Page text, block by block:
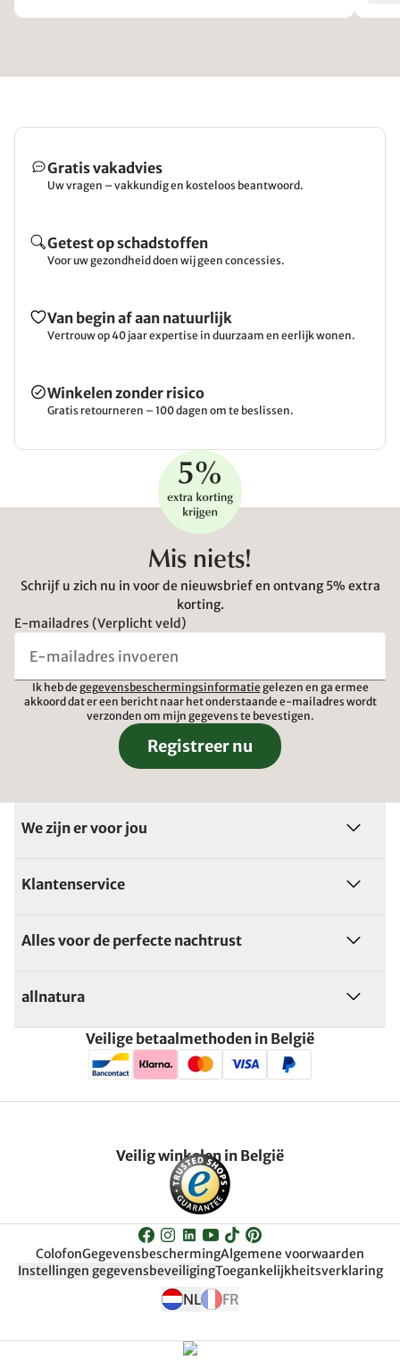
Gratis vakadvies
Uw vragen – vakkundig en kosteloos beantwoord.
Getest op schadstoffen
Voor uw gezondheid doen wij geen concessies.
Van begin af aan natuurlijk
Vertrouw op 40 jaar expertise in duurzaam en eerlijk wonen.
Winkelen zonder risico
Gratis retourneren – 100 dagen om te beslissen.
Mis niets!
Schrijf u zich nu in voor de nieuwsbrief en ontvang 5% extra
korting.
E-mailadres (Verplicht veld)
Ik heb de gegevensbeschermingsinformatie gelezen en ga ermee
akkoord dat er een bericht naar het onderstaande e-mailadres wordt
verzonden om mijn gegevens te bevestigen.
Registreer nu
We zijn er voor jou
Klantenservice
Alles voor de perfecte nachtrust
allnatura
Veilige betaalmethoden in België
Veilig winkelen in België
ColofonGegevensbeschermingAlgemene voorwaarden
Instellingen gegevensbeveiligingToegankelijkheitsverklaring
NL FR